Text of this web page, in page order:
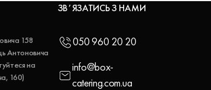
158
Антоновича
на
160)
ЗВʼЯЗАТИСЬ З НАМИ
050 960 20 20
info@box-
catering.com.ua